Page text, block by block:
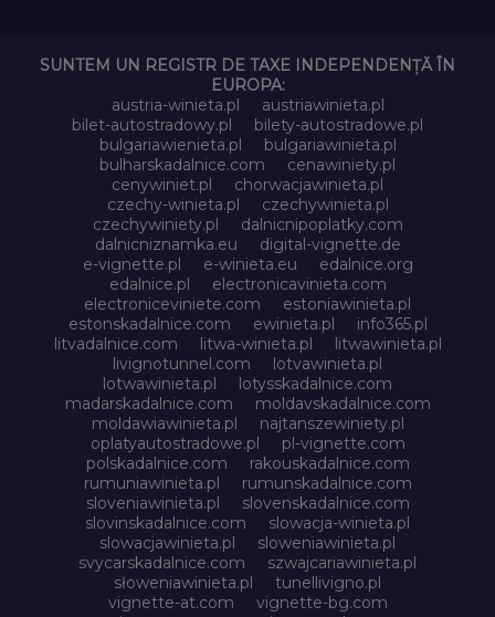
SUNTEM UN REGISTR DE TAXE INDEPENDENȚĂ ÎN
EUROPA:
austria-winieta.pl
austriawinieta.pl
bilet-autostradowy.pl
bilety-autostradowe.pl
bulgariawienieta.pl
bulgariawinieta.pl
bulharskadalnice.com
cenawiniety.pl
cenywiniet.pl
chorwacjawinieta.pl
czechy-winieta.pl
czechywinieta.pl
czechywiniety.pl
dalnicnipoplatky.com
dalnicniznamka.eu
digital-vignette.de
e-vignette.pl
e-winieta.eu
edalnice.org
edalnice.pl
electronicavinieta.com
electroniceviniete.com
estoniawinieta.pl
estonskadalnice.com
ewinieta.pl
info365.pl
litvadalnice.com
litwa-winieta.pl
litwawinieta.pl
livignotunnel.com
lotvawinieta.pl
lotwawinieta.pl
lotysskadalnice.com
madarskadalnice.com
moldavskadalnice.com
moldawiawinieta.pl
najtanszewiniety.pl
oplatyautostradowe.pl
pl-vignette.com
polskadalnice.com
rakouskadalnice.com
rumuniawinieta.pl
rumunskadalnice.com
sloveniawinieta.pl
slovenskadalnice.com
slovinskadalnice.com
slowacja-winieta.pl
slowacjawinieta.pl
sloweniawinieta.pl
svycarskadalnice.com
szwajcariawinieta.pl
słoweniawinieta.pl
tunellivigno.pl
vignette-at.com
vignette-bg.com